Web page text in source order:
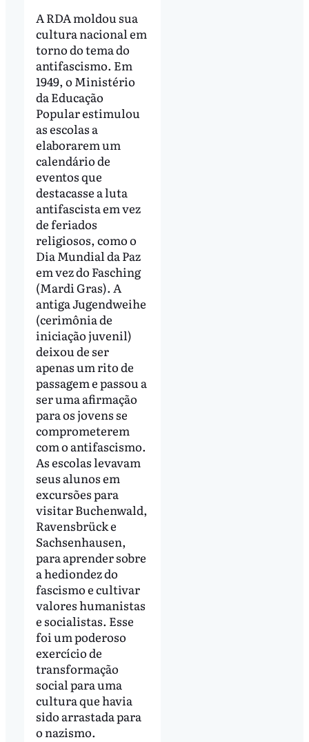
A RDA moldou sua
cultura nacional em
torno do tema do
antifascismo. Em
1949, o Ministério
da Educação
Popular estimulou
as escolas a
elaborarem um
calendário de
eventos que
destacasse a luta
antifascista em vez
de feriados
religiosos, como o
Dia Mundial da Paz
em vez do Fasching
(Mardi Gras). A
antiga Jugendweihe
(cerimônia de
iniciação juvenil)
deixou de ser
apenas um rito de
passagem e passou a
ser uma afirmação
para os jovens se
comprometerem
com o antifascismo.
As escolas levavam
seus alunos em
excursões para
visitar Buchenwald,
Ravensbrück e
Sachsenhausen,
para aprender sobre
a hediondez do
fascismo e cultivar
valores humanistas
e socialistas. Esse
foi um poderoso
exercício de
transformação
social para uma
cultura que havia
sido arrastada para
o nazismo.